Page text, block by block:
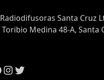
Radiodifusoras Santa Cruz
Toribio Medina 48-A, Santa